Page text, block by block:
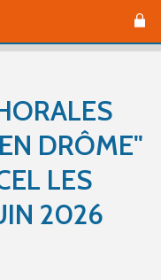
DRÔME"
LES
2026